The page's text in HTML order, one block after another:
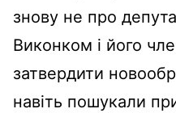
знову не про
Виконком і його
затвердити
навіть пошукали